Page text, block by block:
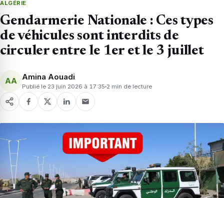
ALGÉRIE
Gendarmerie Nationale : Ces types
de véhicules sont interdits de
circuler entre le 1er et le 3 juillet
AA Amina Aouadi
Publié le 23 juin 2026 à 17:35 2 min de lecture